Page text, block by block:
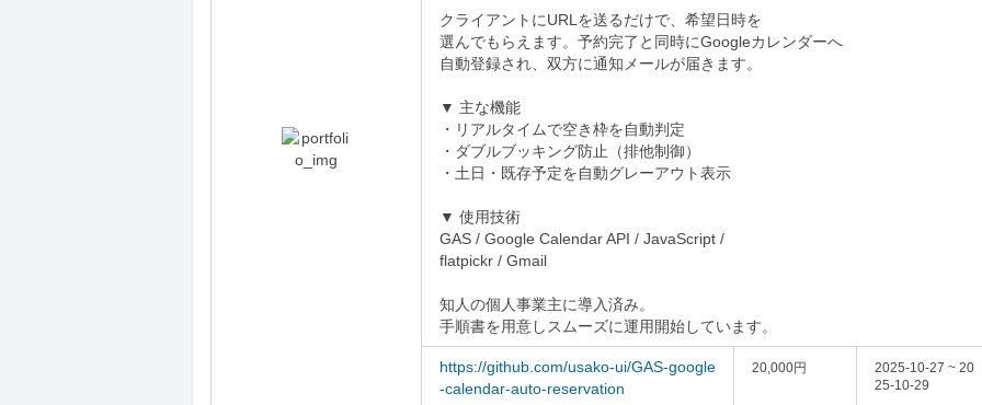
クライアントにURLを送るだけで、希望日時を
選んでもらえます。予約完了と同時にGoogleカレンダーへ
自動登録され、双方に通知メールが届きます。
▼ 主な機能
・リアルタイムで空き枠を自動判定
・ダブルブッキング防止（排他制御）
・土日・既存予定を自動グレーアウト表示
▼ 使用技術
GAS / Google Calendar API / JavaScript /
flatpickr / Gmail
知人の個人事業主に導入済み。
手順書を用意しスムーズに運用開始しています。
https://github.com/usako-ui/GAS-google
-calendar-auto-reservation
20,000円
2025-10-27 ~ 20
25-10-29